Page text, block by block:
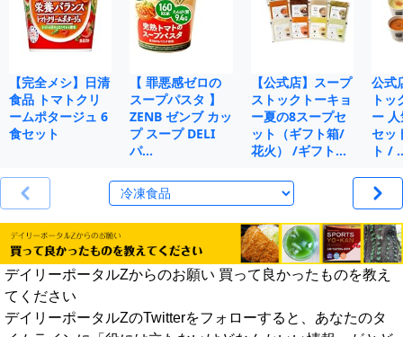
【完全メシ】日清
食品 トマトクリ
ームポタージュ 6
食セット
【 罪悪感ゼロの
スープパスタ 】
ZENB ゼンブ カッ
プ スープ DELI
パ…
【公式店】スープ
ストックトーキョ
ー夏の8スープセ
ット（ギフト箱/
花火） /ギフト…
公式
ト
ー
セッ
ト /
デイリーポータルZからのお願い 買って良かったものを教え
てください
デイリーポータルZのTwitterをフォローすると、あなたのタ